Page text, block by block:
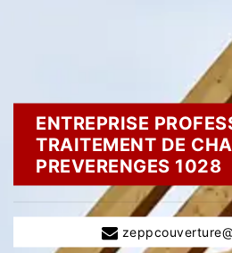
ENTREPRISE
TRAITEMENT DE
PREVERENGES 1028